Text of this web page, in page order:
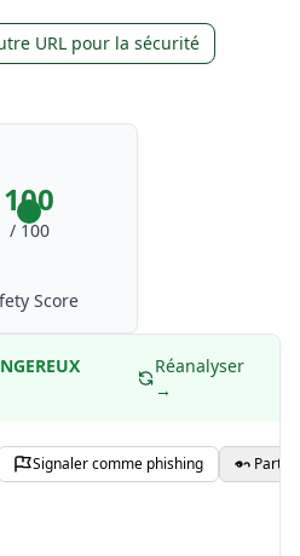
URL pour la sécurité
100
/ 100
Score
Réanalyser
→
Signaler comme phishing